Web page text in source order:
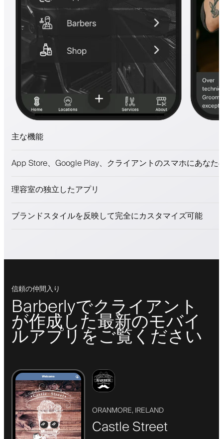
主な機能
支払い、保証金
ロイヤリティプログラムでクライアントを引きつける
プッシュ、SMS、メール通知
App Store、Google Play、クライアントのスマホにあなた
理容室の独立したアプリ
ブランドスタイルを反映して完全にカスタマイズ可能
信頼の仲間入り
Barberlyでクライアント
が作成した最新のモバイ
ルアプリをご覧ください
ORANMORE, IRELAND
Castle Street